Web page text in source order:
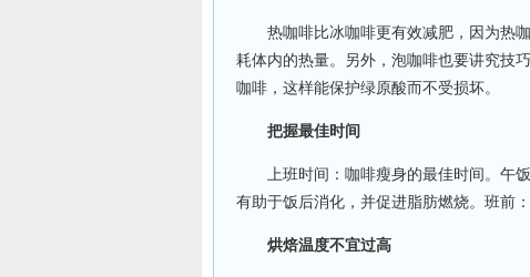
热咖啡比冰咖啡更有效减肥，因为热咖
耗体内的热量。另外，泡咖啡也要讲究技
咖啡，这样能保护绿原酸而不受损坏。
把握最佳时间
上班时间：咖啡瘦身的最佳时间。午饭
有助于饭后消化，并促进脂肪燃烧。班前
烘焙温度不宜过高